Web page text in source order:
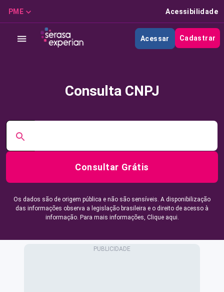
PME Acessibilidade
Acessar Cadastrar
Consulta CNPJ
Consultar Grátis
Os dados são de origem pública e não são sensíveis. A disponibilização
das informações observa a legislação brasileira e o direito de acesso à
informação. Para mais informações, Clique aqui.